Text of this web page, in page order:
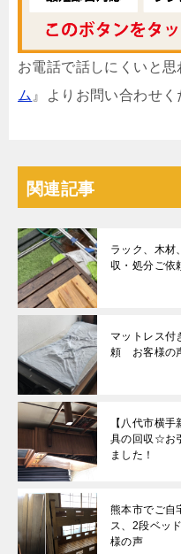
お電話で話しにくいと
ム 』よりお問い合わせく
関連記事
ラック、木材
収・処分ご依
マットレス付
頼 お客様の
【八代市横
具の回収☆お
ました！
熊本市でご自
ス、2段ベッ
様の声